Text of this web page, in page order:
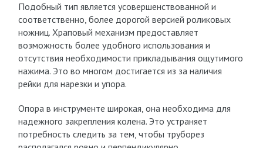
Подобный тип является усовершенствованной и
соответственно, более дорогой версией роликовых
ножниц. Храповый механизм предоставляет
возможность более удобного использования и
отсутствия необходимости прикладывания ощутимого
нажима. Это во многом достигается из за наличия
рейки для нарезки и упора.
Опора в инструменте широкая, она необходима для
надежного закрепления колена. Это устраняет
потребность следить за тем, чтобы труборез